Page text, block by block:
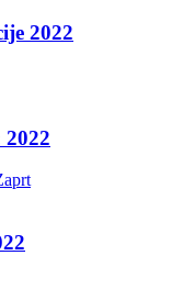
2022